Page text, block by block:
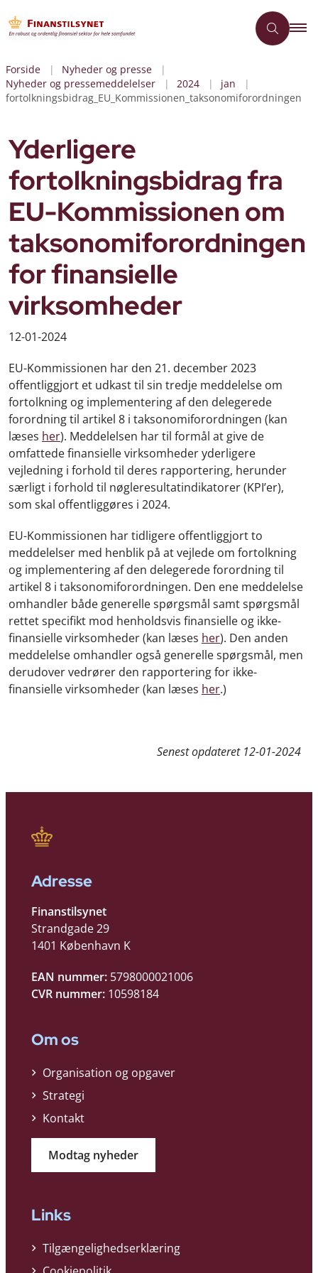
Forside
Nyheder og presse
Nyheder og pressemeddelelser
2024
jan
fortolkningsbidrag_EU_Kommissionen_taksonomiforordningen
Yderligere
fortolkningsbidrag fra
EU-Kommissionen om
taksonomiforordningen
for finansielle
virksomheder
12-01-2024
EU-Kommissionen har den 21. december 2023
offentliggjort et udkast til sin tredje meddelelse om
fortolkning og implementering af den delegerede
forordning til artikel 8 i taksonomiforordningen (kan
læses her). Meddelelsen har til formål at give de
omfattede finansielle virksomheder yderligere
vejledning i forhold til deres rapportering, herunder
særligt i forhold til nøgleresultatindikatorer (KPI’er),
som skal offentliggøres i 2024.
EU-Kommissionen har tidligere offentliggjort to
meddelelser med henblik på at vejlede om fortolkning
og implementering af den delegerede forordning til
artikel 8 i taksonomiforordningen. Den ene meddelelse
omhandler både generelle spørgsmål samt spørgsmål
rettet specifikt mod henholdsvis finansielle og ikke-
finansielle virksomheder (kan læses her). Den anden
meddelelse omhandler også generelle spørgsmål, men
derudover vedrører den rapportering for ikke-
finansielle virksomheder (kan læses her.)
Senest opdateret 12-01-2024
Adresse
Finanstilsynet
Strandgade 29
1401 København K
EAN nummer: 5798000021006
CVR nummer: 10598184
Om os
Organisation og opgaver
Strategi
Kontakt
Modtag nyheder
Links
Tilgængelighedserklæring